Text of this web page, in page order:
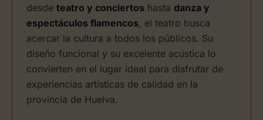
desde teatro y conciertos hasta danza y
espectáculos flamencos, el teatro busca
acercar la cultura a todos los públicos. Su
diseño funcional y su excelente acústica lo
convierten en el lugar ideal para disfrutar de
experiencias artísticas de calidad en la
provincia de Huelva.